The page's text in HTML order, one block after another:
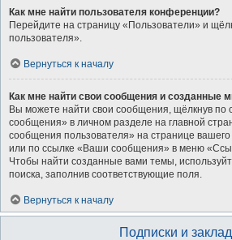
Как мне найти пользователя конференции?
Перейдите на страницу «Пользователи» и
пользователя».
Вернуться к началу
Как мне найти свои сообщения и созданные
Вы можете найти свои сообщения, щёлкнув по
сообщения» в личном разделе на главной
сообщения пользователя» на странице
или по ссылке «Ваши сообщения» в меню
Чтобы найти созданные вами темы,
поиска, заполнив соответствующие поля.
Вернуться к началу
Подписки и